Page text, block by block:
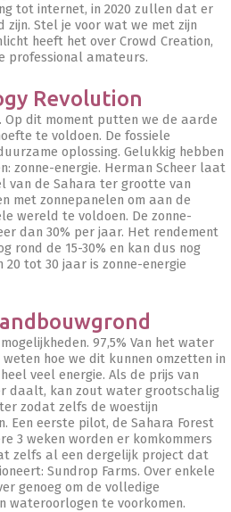
tot internet, in 2020 zullen dat er
Stel je voor wat we met zijn
heeft het over Crowd Creation,
professional amateurs.
Revolution
Op dit moment putten we de aarde
te voldoen. De fossiele
oplossing. Gelukkig hebben
zonne-energie. Herman Scheer laat
van de Sahara ter grootte van
met zonnepanelen om aan de
wereld te voldoen. De zonne-
dan 30% per jaar. Het rendement
rond de 15-30% en kan dus nog
20 tot 30 jaar is zonne-energie
97,5% Van het water
hoe we dit kunnen omzetten in
veel energie. Als de prijs van
daalt, kan zout water grootschalig
zodat zelfs de woestijn
Een eerste pilot, de Sahara Forest
3 weken worden er komkommers
zelfs al een dergelijk project dat
Sundrop Farms. Over enkele
genoeg om de volledige
wateroorlogen te voorkomen.